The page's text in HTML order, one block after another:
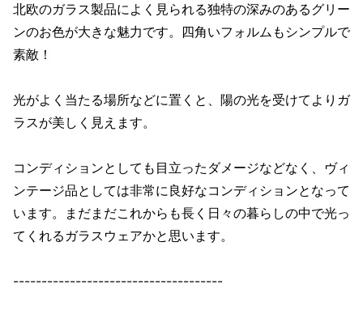
北欧のガラス製品によく見られる独特の深みのあるグリー
ンのお色が大きな魅力です。四角いフォルムもシンプルで
素敵！
光がよく当たる場所などに置くと、陽の光を受けてよりガ
ラスが美しく見えます。
コンディションとしても目立ったダメージなどなく、ヴィ
ンテージ品としては非常に良好なコンディションとなって
います。まだまだこれからも長く日々の暮らしの中で光っ
てくれるガラスウェアかと思います。
-------------------------------------